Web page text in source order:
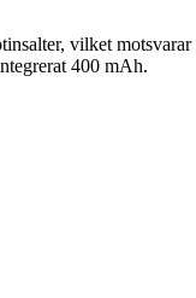
vilket
400 mAh.